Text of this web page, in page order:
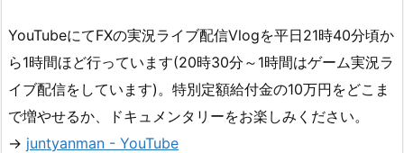
YouTubeにてFXの実況ライブ配信Vlogを平日21時40分頃か
ら1時間ほど行っています(20時30分～1時間はゲーム実況ラ
イブ配信をしています)。特別定額給付金の10万円をどこま
で増やせるか、ドキュメンタリーをお楽しみください。
→ juntyanman - YouTube